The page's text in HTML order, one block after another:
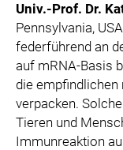
Univ.-Prof. Dr.
Pennsylvania,
federführend an
auf mRNA-Basis
die empfindlichen
verpacken.
Tieren und
Immunreaktion